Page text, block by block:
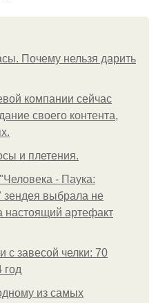
Почему нельзя дарить
компании сейчас
своего контента,
и плетения.
- Паука:
выбрала не
настоящий артефакт
с завесой челки: 70
год
из самых